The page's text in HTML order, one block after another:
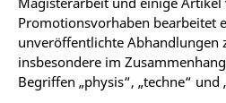
Promotionsvorhaben bearbeitet
unveröffentlichte Abhandlungen
insbesondere im
Begriffen „physis“, „techne“ und